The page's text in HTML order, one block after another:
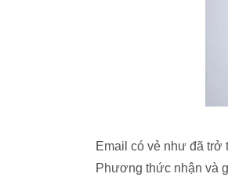
Email có vẻ như đã trở
Phương thức nhận và